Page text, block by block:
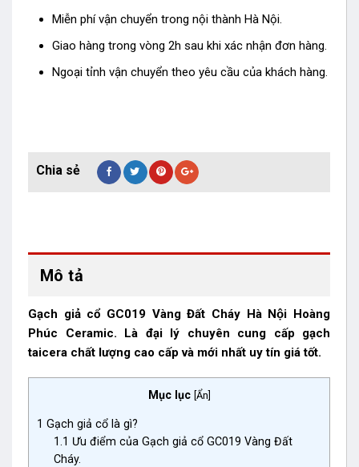
Miễn phí vận chuyển trong nội thành Hà Nội.
Giao hàng trong vòng 2h sau khi xác nhận đơn hàng.
Ngoại tỉnh vận chuyển theo yêu cầu của khách hàng.
Mô tả
Gạch giả cổ GC019 Vàng Đất Cháy Hà Nội Hoàng
Phúc Ceramic. Là đại lý chuyên cung cấp gạch
taicera chất lượng cao cấp và mới nhất uy tín giá tốt.
Mục lục Ẩn
1 Gạch giả cổ là gì?
1.1 Ưu điểm của Gạch giả cổ GC019 Vàng Đất
Cháy.